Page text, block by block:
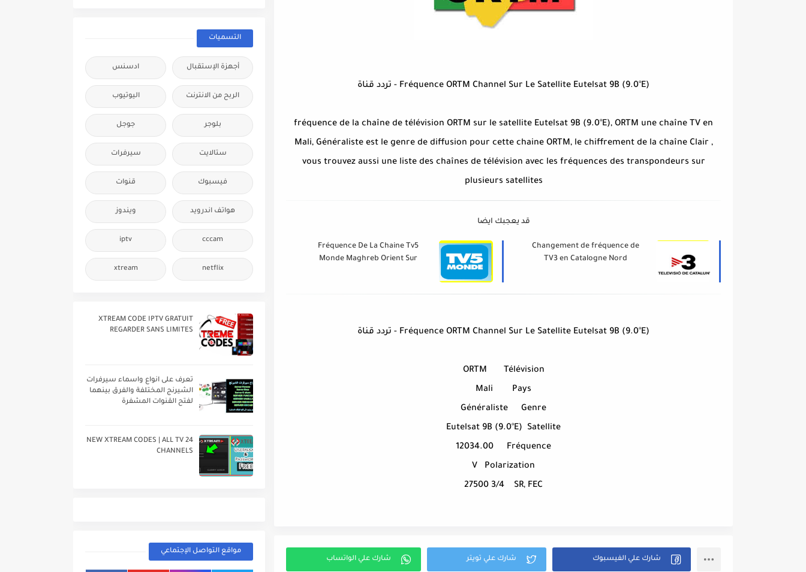
Fréquence ORTM Channel Sur Le Satellite Eutelsat 9B (9.0°E) - تردد قناة
fréquence de la chaîne de télévision ORTM sur le satellite Eutelsat 9B (9.0°E), ORTM une chaîne TV en
Mali, Généraliste est le genre de diffusion pour cette chaine ORTM, le chiffrement de la chaîne Clair ,
vous trouvez aussi une liste des chaînes de télévision avec les fréquences des transpondeurs sur
plusieurs satellites
قد يعجبك ايضا
Changement de fréquence de
TV3 en Catalogne Nord
Fréquence De La Chaine Tv5
Monde Maghreb Orient Sur
Fréquence ORTM Channel Sur Le Satellite Eutelsat 9B (9.0°E) - تردد قناة
Télévision
ORTM
Pays
Mali
Genre
Généraliste
Satellite
Eutelsat 9B (9.0°E)
Fréquence
12034.00
Polarization
V
SR, FEC
27500 3/4
التسميات
أجهزة الإستقبال ادسنس
الربح من الانترنت اليوتيوب
بلوجر جوجل
ستالايت سيرفرات
فيسبوك قنوات
هواتف اندرويد ويندوز
cccam
iptv
netflix
xtream
XTREAM CODE IPTV GRATUIT
REGARDER SANS LIMITES
تعرف على انواع واسماء سيرفرات
الشيرنج المختلفة والفرق بينهما
لفتح القنوات المشفرة
24 NEW XTREAM CODES | ALL TV
CHANNELS
مواقع التواصل الإجتماعي